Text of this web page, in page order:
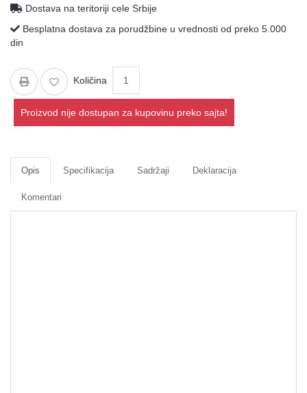
Dostava na teritoriji cele Srbije
Besplatna dostava za porudžbine u vrednosti od preko 5.000
din
Količina
Proizvod nije dostupan za kupovinu preko sajta!
Opis Specifikacija Sadržaji Deklaracija
Komentari